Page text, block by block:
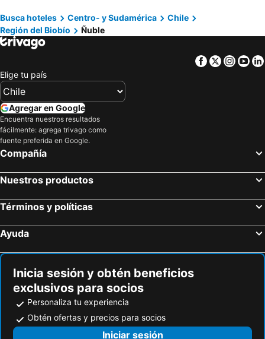
Hoteles en Puerto Plata
Hoteles en Curicó
Hoteles en Puerto Rico
Hoteles en Provincia de San Antonio
Busca hoteles Centro- y Sudamérica
Chile
Región del Biobío
Ñuble
Facebook
Twitter
Elige tu país
Agregar en Google
Encuentra nuestros resultados
fácilmente: agrega trivago como
fuente preferida en Google.
Compañía
Nuestros productos
Términos y políticas
Ayuda
Inicia sesión y obtén beneficios
exclusivos para socios
Personaliza tu experiencia
Obtén ofertas y precios para socios
Iniciar sesión